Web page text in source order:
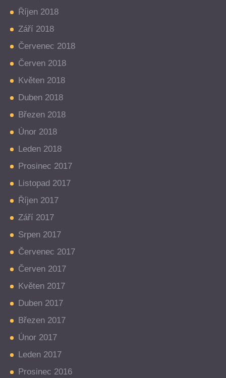
Říjen 2018
Září 2018
Červenec 2018
Červen 2018
Květen 2018
Duben 2018
Březen 2018
Únor 2018
Leden 2018
Prosinec 2017
Listopad 2017
Říjen 2017
Září 2017
Srpen 2017
Červenec 2017
Červen 2017
Květen 2017
Duben 2017
Březen 2017
Únor 2017
Leden 2017
Prosinec 2016